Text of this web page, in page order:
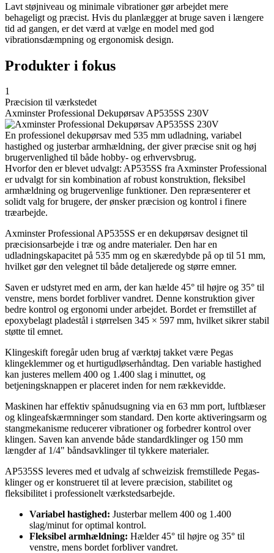
Lavt støjniveau og minimale vibrationer gør arbejdet mere
behageligt og præcist. Hvis du planlægger at bruge saven i længere
tid ad gangen, er det værd at vælge en model med god
vibrationsdæmpning og ergonomisk design.
Produkter i fokus
1
Præcision til værkstedet
Axminster Professional Dekupørsav AP535SS 230V
En professionel dekupørsav med 535 mm udladning, variabel
hastighed og justerbar armhældning, der giver præcise snit og høj
brugervenlighed til både hobby- og erhvervsbrug.
Hvorfor den er blevet udvalgt: AP535SS fra Axminster Professional
er udvalgt for sin kombination af robust konstruktion, fleksibel
armhældning og brugervenlige funktioner. Den repræsenterer et
solidt valg for brugere, der ønsker præcision og kontrol i finere
træarbejde.
Axminster Professional AP535SS er en dekupørsav designet til
præcisionsarbejde i træ og andre materialer. Den har en
udladningskapacitet på 535 mm og en skæredybde på op til 51 mm,
hvilket gør den velegnet til både detaljerede og større emner.
Saven er udstyret med en arm, der kan hælde 45° til højre og 35° til
venstre, mens bordet forbliver vandret. Denne konstruktion giver
bedre kontrol og ergonomi under arbejdet. Bordet er fremstillet af
epoxybelagt pladestål i størrelsen 345 × 597 mm, hvilket sikrer stabil
støtte til emnet.
Klingeskift foregår uden brug af værktøj takket være Pegas
klingeklemmer og et hurtigudløserhåndtag. Den variable hastighed
kan justeres mellem 400 og 1.400 slag i minuttet, og
betjeningsknappen er placeret inden for nem rækkevidde.
Maskinen har effektiv spånudsugning via en 63 mm port, luftblæser
og klingeafskærmninger som standard. Den korte aktiveringsarm og
stangmekanisme reducerer vibrationer og forbedrer kontrol over
klingen. Saven kan anvende både standardklinger og 150 mm
længder af 1/4" båndsavklinger til tykkere materialer.
AP535SS leveres med et udvalg af schweizisk fremstillede Pegas-
klinger og er konstrueret til at levere præcision, stabilitet og
fleksibilitet i professionelt værkstedsarbejde.
Variabel hastighed: Justerbar mellem 400 og 1.400
slag/minut for optimal kontrol.
Fleksibel armhældning: Hælder 45° til højre og 35° til
venstre, mens bordet forbliver vandret.